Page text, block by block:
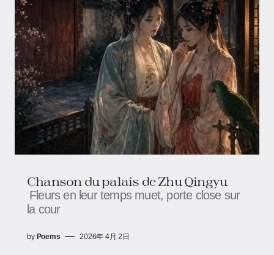
Chanson du palais de Zhu Qingyu
Fleurs en leur temps muet, porte close sur
la cour
by Poems 2026年 4月 2日